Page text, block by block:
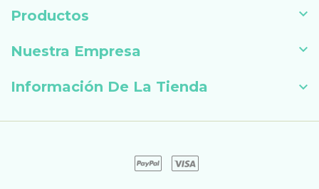
Productos 
Nuestra Empresa 
Información De La Tienda 